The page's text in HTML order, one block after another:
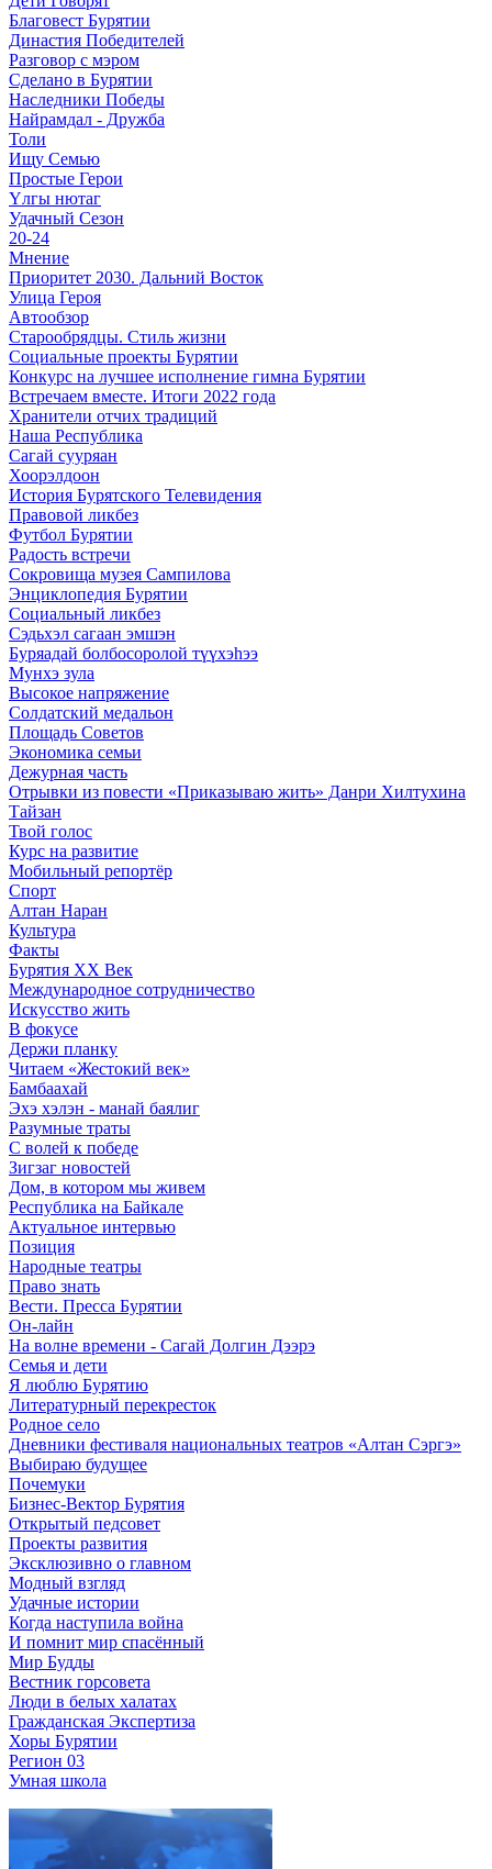
Благовест Бурятии
Династия Победителей
Разговор с мэром
Сделано в Бурятии
Наследники Победы
Найрамдал - Дружба
Толи
Ищу Cемью
Простые Герои
Үлгы нютаг
Удачный Сезон
20-24
Мнение
Приоритет 2030. Дальний Восток
Улица Героя
Автообзор
Старообрядцы. Cтиль жизни
Социальные проекты Бурятии
Конкурс на лучшее исполнение гимна Бурятии
Встречаем вместе. Итоги 2022 года
Хранители отчих традиций
Наша Республика
Сагай сууряан
Хоорэлдоон
История Бурятского Телевидения
Правовой ликбез
Футбол Бурятии
Радость встречи
Сокровища музея Сампилова
Энциклопедия Бурятии
Социальный ликбез
Сэдьхэл сагаан эмшэн
Буряадай болбосоролой түүхэhээ
Мунхэ зула
Высокое напряжение
Солдатский медальон
Площадь Советов
Экономика семьи
Дежурная часть
Отрывки из повести «Приказываю жить» Данри Хилтухина
Тайзан
Твой голос
Курс на развитие
Мобильный репортёр
Спорт
Алтан Наран
Культура
Факты
Бурятия XX Век
Международное сотрудничество
Искусство жить
В фокусе
Держи планку
Читаем «Жестокий век»
Бамбаахай
Эхэ хэлэн - манай баялиг
Разумные траты
С волей к победе
Зигзаг новостей
Дом, в котором мы живем
Республика на Байкале
Актуальное интервью
Позиция
Народные театры
Право знать
Вести. Пресса Бурятии
Он-лайн
На волне времени - Сагай Долгин Дээрэ
Семья и дети
Я люблю Бурятию
Литературный перекресток
Родное село
Дневники фестиваля национальных театров «Алтан Сэргэ»
Выбираю будущее
Почемуки
Бизнес-Вектор Бурятия
Открытый педсовет
Проекты развития
Эксклюзивно о главном
Модный взгляд
Удачные истории
Когда наступила война
И помнит мир спасённый
Мир Будды
Вестник горсовета
Люди в белых халатах
Гражданская Экспертиза
Хоры Бурятии
Регион 03
Умная школа